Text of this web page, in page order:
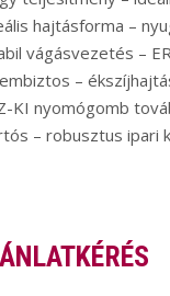
hajtásforma –
vágásvezetés –
–
KI nyomógomb
– robusztus ipari